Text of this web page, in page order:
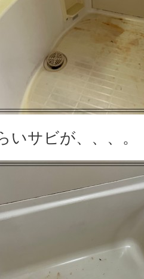
いサビが、、、。